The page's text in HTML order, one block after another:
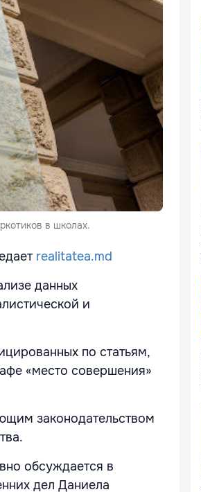
в школах.
realitatea.md
данных
и
по статьям,
«место совершения»
законодательством
обсуждается в
дел Даниела